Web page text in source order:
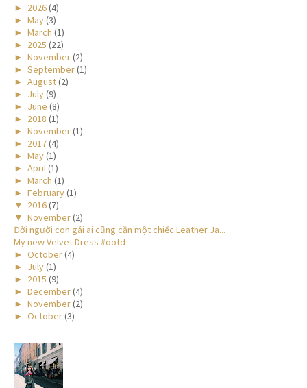
► 2026(4)
► May(3)
► March (1)
► 2025 (22)
► November(2)
► September(1)
► August(2)
► July(9)
► June (8)
► 2018 (1)
► November(1)
► 2017(4)
► May(1)
► April(1)
► March (1)
► February(1)
▼ 2016(7)
▼ November(2)
Đời người con gái ai cũng cần một chiếc Leather Ja...
My new Velvet Dress #ootd
► October(4)
► July(1)
► 2015 (9)
► December(4)
► November(2)
► October(3)